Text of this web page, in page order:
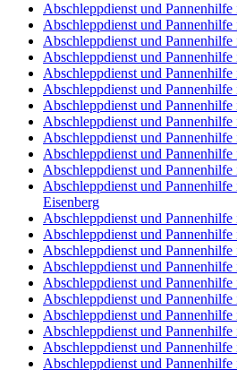
Abschleppdienst und
Abschleppdienst und Pannenhilfe
Abschleppdienst und
Abschleppdienst und
Abschleppdienst und
Abschleppdienst und Pannenhilfe
Abschleppdienst und Pannenhilfe
Abschleppdienst und Pannenhilfe
Abschleppdienst und
Abschleppdienst und
Abschleppdienst und Pannenhilfe
Abschleppdienst und
Eisenberg
Abschleppdienst und
Abschleppdienst und Pannenhilfe
Abschleppdienst und
Abschleppdienst und
Abschleppdienst und
Abschleppdienst und
Abschleppdienst und
Abschleppdienst und
Abschleppdienst und Pannenhilfe
Abschleppdienst und